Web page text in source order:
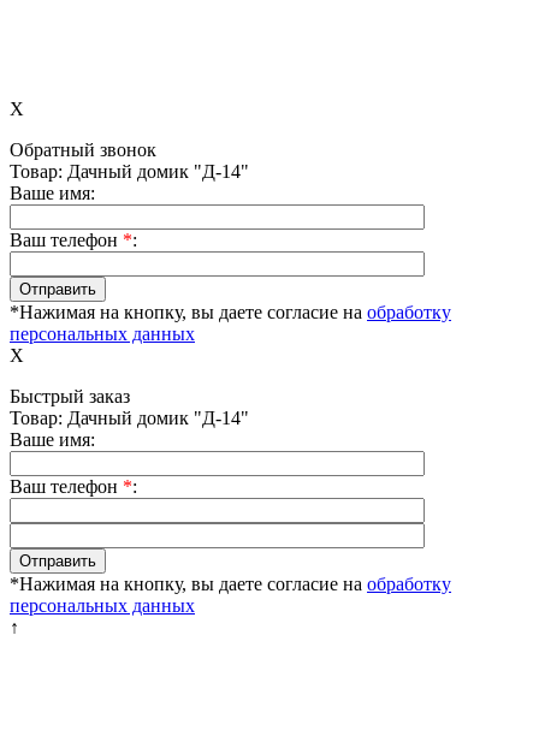
X
Обратный звонок
Товар: Дачный домик "Д-14"
Ваше имя:
Ваш телефон *:
*Нажимая на кнопку, вы даете согласие на обработку
персональных данных
X
Быстрый заказ
Товар: Дачный домик "Д-14"
Ваше имя:
Ваш телефон *:
*Нажимая на кнопку, вы даете согласие на обработку
персональных данных
↑